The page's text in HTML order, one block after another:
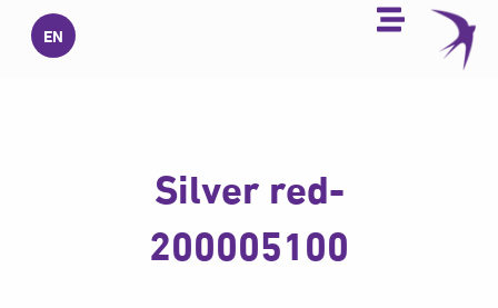
تخطي
المحتوى
EN
Silver red-
200005100